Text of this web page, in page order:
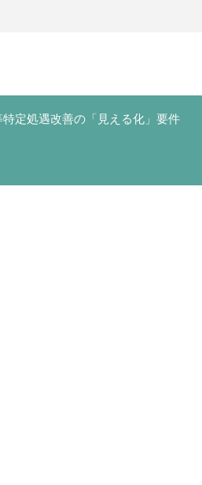
定処遇改善の「見える化」要件